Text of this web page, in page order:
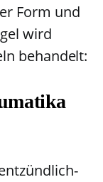
Form und
wird
behandelt: